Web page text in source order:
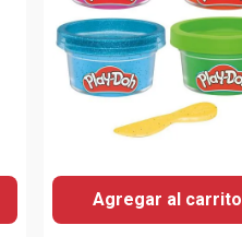
Agregar al carrito